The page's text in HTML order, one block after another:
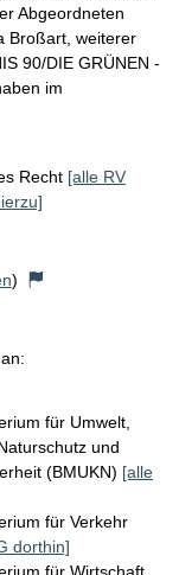
Abgeordneten
Broßart, weiterer
90/DIE GRÜNEN -
im
Recht [alle RV
)
für Umwelt,
und
(BMUKN) [alle
für Verkehr
dorthin]